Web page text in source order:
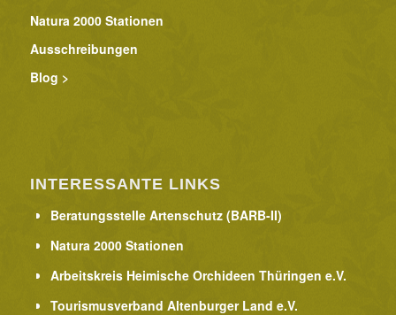
Natura 2000 Stationen
Ausschreibungen
Blog >
INTERESSANTE LINKS
Beratungsstelle Artenschutz (BARB-II)
Natura 2000 Stationen
Arbeitskreis Heimische Orchideen Thüringen e.V.
Tourismusverband Altenburger Land e.V.